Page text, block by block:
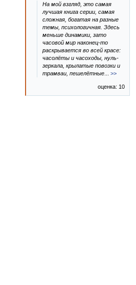
На мой взгляд, это самая
лучшая книга серии, самая
сложная, богатая на разные
темы, психологичная. Здесь
меньше динамики, зато
часовой мир наконец-то
раскрывается во всей красе:
часолёты и часоходы, нуль-
зеркала, крылатые повозки и
трамваи, пешелётные
>>
оценка: 10